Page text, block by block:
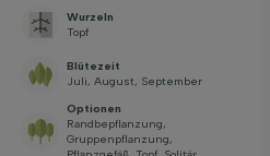
Wurzeln
Topf
Blütezeit
Juli, August, September
Optionen
Randbepflanzung,
Gruppenpflanzung,